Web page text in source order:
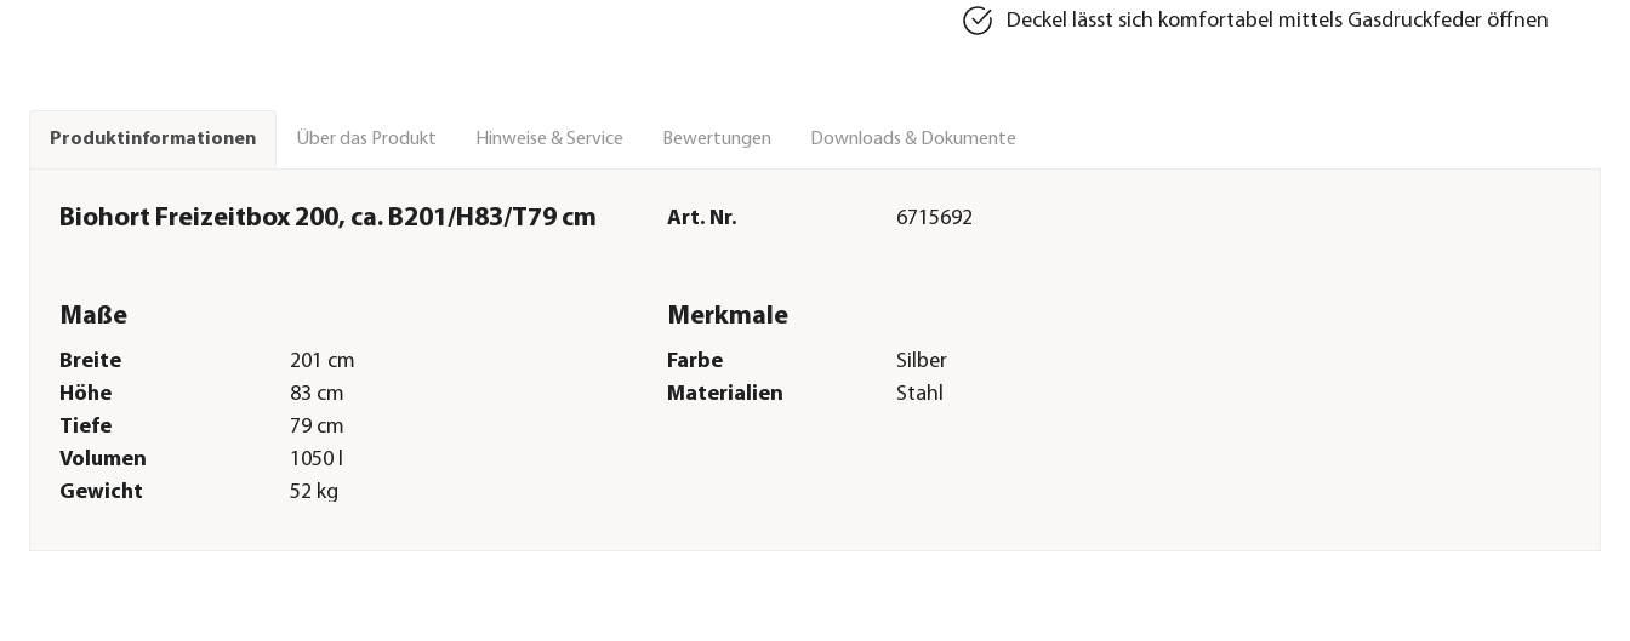
Deckel lässt sich komfortabel mittels Gasdruckfeder öffnen
Produktinformationen Über das Produkt Hinweise & Service Bewertungen Downloads & Dokumente
Biohort Freizeitbox 200, ca. B201/H83/T79 cm Art. Nr. 6715692
Maße
Breite
201 cm
Höhe
83 cm
Tiefe
79 cm
Volumen
1050 l
Gewicht
52 kg
Merkmale
Farbe
Silber
Materialien
Stahl